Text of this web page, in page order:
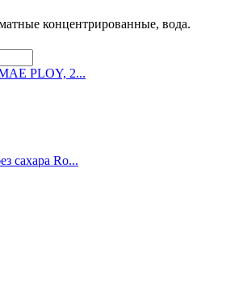
концентрированные, вода.
PLOY, 2...
сахара Ro...